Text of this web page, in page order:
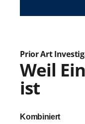
Prior Art
Weil
ist
Kombiniert